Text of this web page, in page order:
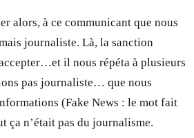
alors, à ce communicant que nous
journaliste. Là, la sanction
il nous répéta à plusieurs
pas journaliste… que nous
(Fake News : le mot fait
ça n’était pas du journalisme.